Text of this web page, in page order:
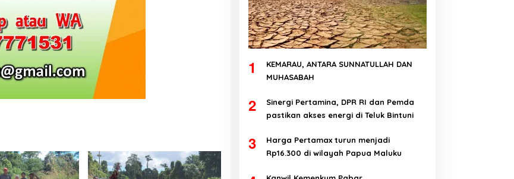
1
KEMARAU, ANTARA SUNNATULLAH DAN
MUHASABAH
2
Sinergi Pertamina, DPR RI dan Pemda
pastikan akses energi di Teluk Bintuni
3
Harga Pertamax turun menjadi
Rp16.300 di wilayah Papua Maluku